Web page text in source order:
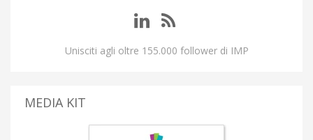
Unisciti agli oltre 155.000 follower di IMP
MEDIA KIT